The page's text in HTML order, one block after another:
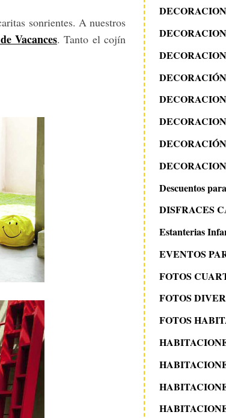
sonrientes. A nuestros
Vacances. Tanto el cojín
Descuentos
DISFRACES
Estanterias
EVENTOS
FOTOS
FOTOS
FOTOS